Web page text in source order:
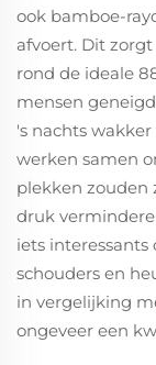
ook bamboe-
afvoert. Dit
rond de ideale
mensen
's nachts
werken samen
plekken zouden
druk
iets
schouders en
in vergelijking
ongeveer een